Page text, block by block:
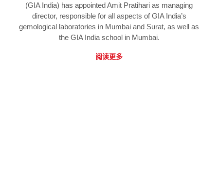
(GIA India) has appointed Amit Pratihari as managing
director, responsible for all aspects of GIA India’s
gemological laboratories in Mumbai and Surat, as well as
the GIA India school in Mumbai.
阅读更多